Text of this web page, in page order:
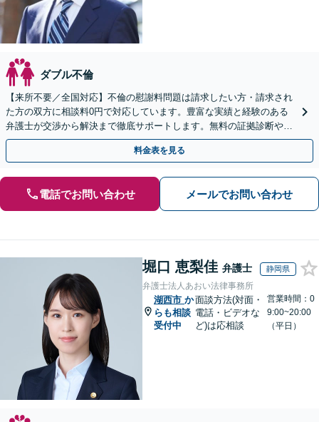
ダブル不倫
【来所不要／全国対応】不倫の慰謝料問題は請求したい方・請求され
た方の双方に相談料0円で対応しています。豊富な実績と経験のある
弁護士が交渉から解決まで徹底サポートします。無料の証拠診断や着
手金の返還保証もありますので安心してご相談ください。
料金表を見る
電話でお問い合わせ メールでお問い合わせ
堀口 恵梨佳 弁護士 静岡県
弁護士法人あおい法律事務所
湖西市 か
らも相談
受付中
面談方法(対面・
電話・ビデオな
ど)は応相談
営業時間：0
9:00~20:00
（平日）